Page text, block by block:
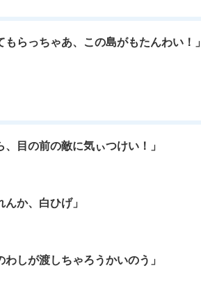
もらっちゃあ、この島がもたんわい！」
、目の前の敵に気ぃつけい！」
んか、白ひげ」
わしが渡しちゃろうかいのう」